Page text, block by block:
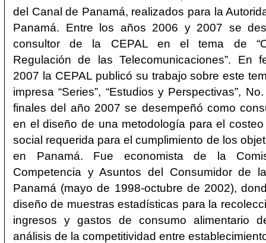
del Canal de Panamá, realizados para la
Panamá. Entre los años 2006 y 2007 se
consultor de la CEPAL en el tema de
Regulación de las Telecomunicaciones”. En
2007 la CEPAL publicó su trabajo sobre este
impresa “Series”, “Estudios y Perspectivas”,
finales del año 2007 se desempeñó como
en el diseño de una metodología para el
social requerida para el cumplimiento de los
en Panamá. Fue economista de la
Competencia y Asuntos del Consumidor de
Panamá (mayo de 1998-octubre de 2002),
diseño de muestras estadísticas para la
ingresos y gastos de consumo alimentario
análisis de la competitividad entre